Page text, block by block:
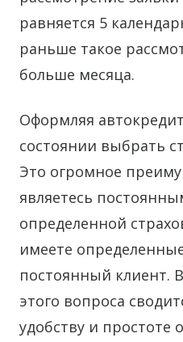
равняется 5
раньше такое
больше месяца.
Оформляя
состоянии выбрать
Это огромное
являетесь
определенной
имеете
постоянный клиент.
этого вопроса
удобству и простоте